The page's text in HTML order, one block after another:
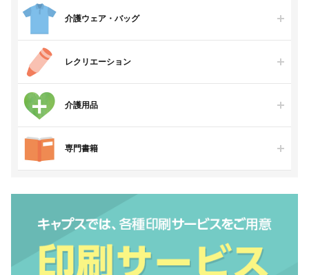
介護ウェア・バッグ
レクリエーション
介護用品
専門書籍